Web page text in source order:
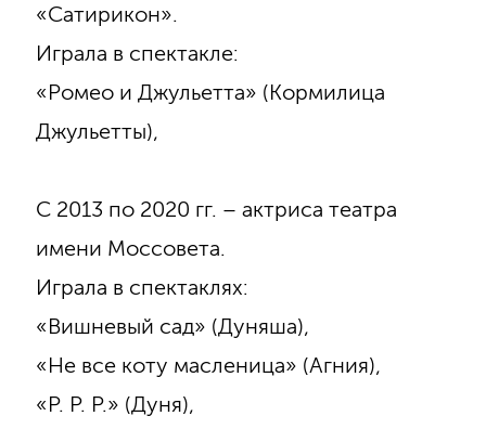
«Сатирикон».
Играла в спектакле:
«Ромео и Джульетта» (Кормилица
Джульетты),
С 2013 по 2020 гг. – актриса театра
имени Моссовета.
Играла в спектаклях:
«Вишневый сад» (Дуняша),
«Не все коту масленица» (Агния),
«Р. Р. Р.» (Дуня),